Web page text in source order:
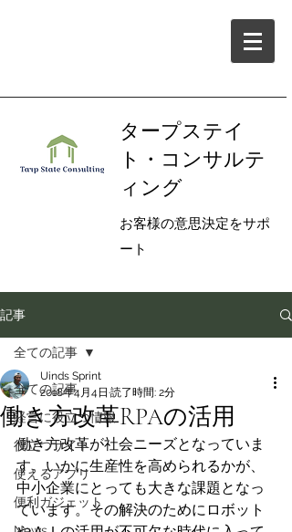
タープステイ
ト・コンサルテ
ィング
お客様の意思決定をサポ
ート
記事
全ての記事
経営に役立つ情報
役立つサイト
使えるアプリ
便利ガジェット
全ての記事
働き方改革RPAの活用
Uinds Sprint
2018年4月4日 読了時間: 2分
働き方改革が社会ニーズとなっていま
す。いかに生産性を高められるかが、
中小企業にとっても大きな課題となっ
ています。その解決のためにロボット